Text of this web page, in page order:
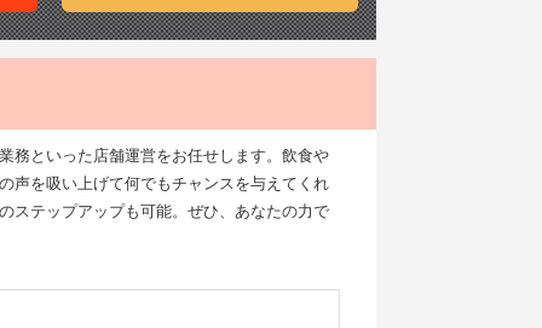
務といった店舗運営をお任せします。飲食や
声を吸い上げて何でもチャンスを与えてくれ
ステップアップも可能。ぜひ、あなたの力で